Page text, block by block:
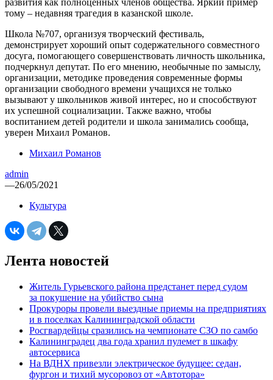
тому – недавняя трагедия в казанской школе.
Школа №707, организуя творческий фестиваль,
демонстрирует хороший опыт содержательного совместного
досуга, помогающего совершенствовать личность школьника,
подчеркнул депутат. По его мнению, необычные по замыслу,
организации, методике проведения современные формы
организации свободного времени учащихся не только
вызывают у школьников живой интерес, но и способствуют
их успешной социализации. Также важно, чтобы
воспитанием детей родители и школа занимались сообща,
уверен Михаил Романов.
Михаил Романов
admin
—26/05/2021
Культура
Лента новостей
Житель Гурьевского района предстанет перед судом
за покушение на убийство сына
Прокуроры провели выездные приемы на предприятиях
и в поселках Калининградской области
Росгвардейцы сразились на чемпионате СЗО по самбо
Калининградец два года хранил пулемет в шкафу
автосервиса
На ВДНХ привезли электрическое будущее: седан,
фургон и тихий мусоровоз от «Автотора»